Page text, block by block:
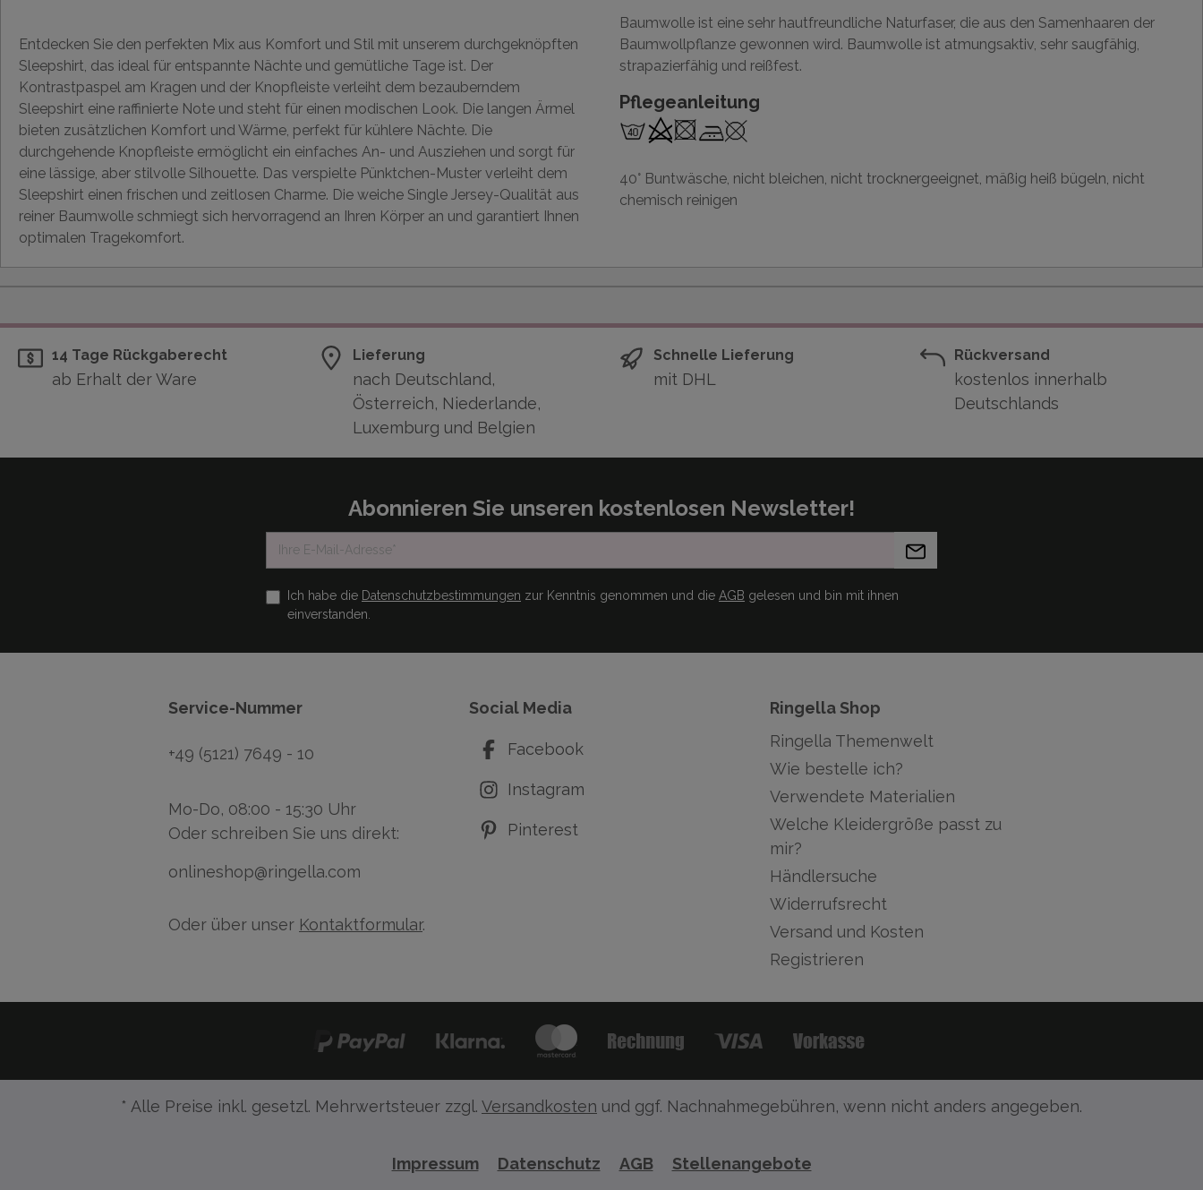
Entdecken Sie den perfekten Mix aus Komfort und Stil mit unserem durchgeknöpften
Sleepshirt, das ideal für entspannte Nächte und gemütliche Tage ist. Der
Kontrastpaspel am Kragen und der Knopfleiste verleiht dem bezauberndem
Sleepshirt eine raffinierte Note und steht für einen modischen Look. Die langen Ärmel
bieten zusätzlichen Komfort und Wärme, perfekt für kühlere Nächte. Die
durchgehende Knopfleiste ermöglicht ein einfaches An- und Ausziehen und sorgt für
eine lässige, aber stilvolle Silhouette. Das verspielte Pünktchen-Muster verleiht dem
Sleepshirt einen frischen und zeitlosen Charme. Die weiche Single Jersey-Qualität aus
reiner Baumwolle schmiegt sich hervorragend an Ihren Körper an und garantiert Ihnen
optimalen Tragekomfort.
Baumwolle ist eine sehr hautfreundliche Naturfaser, die aus den Samenhaaren der
Baumwollpflanze gewonnen wird. Baumwolle ist atmungsaktiv, sehr saugfähig,
strapazierfähig und reißfest.
Pflegeanleitung
40° Buntwäsche, nicht bleichen, nicht trocknergeeignet, mäßig heiß bügeln, nicht
chemisch reinigen
14 Tage Rückgaberecht
ab Erhalt der Ware
Lieferung
nach Deutschland,
Österreich, Niederlande,
Luxemburg und Belgien
Schnelle Lieferung
mit DHL
Rückversand
kostenlos innerhalb
Deutschlands
Abonnieren Sie unseren kostenlosen Newsletter!
Ich habe die Datenschutzbestimmungen zur Kenntnis genommen und die AGB gelesen und bin mit ihnen
einverstanden.
Service-Nummer
+49 (5121) 7649 - 10
Mo-Do, 08:00 - 15:30 Uhr
Oder schreiben Sie uns direkt:
onlineshop@ringella.com
Oder über unser Kontaktformular.
Social Media
Facebook
Instagram
Pinterest
Ringella Shop
Ringella Themenwelt
Wie bestelle ich?
Verwendete Materialien
Welche Kleidergröße passt zu
mir?
Händlersuche
Widerrufsrecht
Versand und Kosten
Registrieren
* Alle Preise inkl. gesetzl. Mehrwertsteuer zzgl. Versandkosten und ggf. Nachnahmegebühren, wenn nicht anders angegeben.
Impressum Datenschutz AGB Stellenangebote